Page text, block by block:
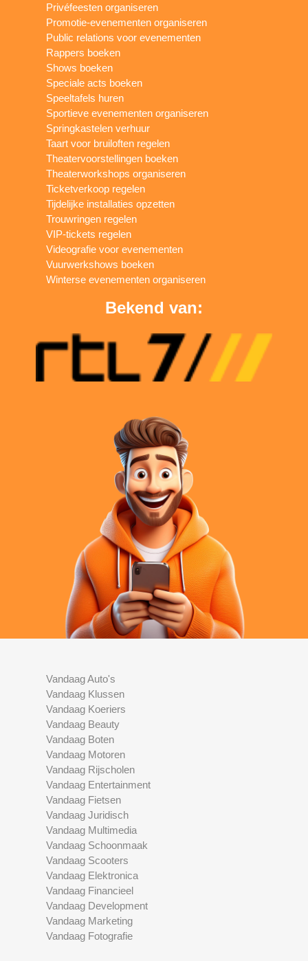
Privéfeesten organiseren
Promotie-evenementen organiseren
Public relations voor evenementen
Rappers boeken
Shows boeken
Speciale acts boeken
Speeltafels huren
Sportieve evenementen organiseren
Springkastelen verhuur
Taart voor bruiloften regelen
Theatervoorstellingen boeken
Theaterworkshops organiseren
Ticketverkoop regelen
Tijdelijke installaties opzetten
Trouwringen regelen
VIP-tickets regelen
Videografie voor evenementen
Vuurwerkshows boeken
Winterse evenementen organiseren
Bekend van:
Vandaag Auto's
Vandaag Klussen
Vandaag Koeriers
Vandaag Beauty
Vandaag Boten
Vandaag Motoren
Vandaag Rijscholen
Vandaag Entertainment
Vandaag Fietsen
Vandaag Juridisch
Vandaag Multimedia
Vandaag Schoonmaak
Vandaag Scooters
Vandaag Elektronica
Vandaag Financieel
Vandaag Development
Vandaag Marketing
Vandaag Fotografie